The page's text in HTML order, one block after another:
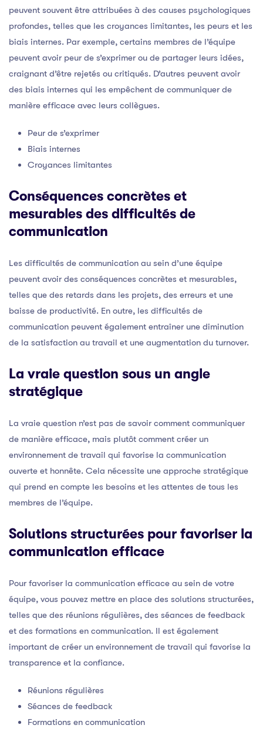
peuvent souvent être attribuées à des causes psychologiques
profondes, telles que les croyances limitantes, les peurs et les
biais internes. Par exemple, certains membres de l’équipe
peuvent avoir peur de s’exprimer ou de partager leurs idées,
craignant d’être rejetés ou critiqués. D’autres peuvent avoir
des biais internes qui les empêchent de communiquer de
manière efficace avec leurs collègues.
Peur de s’exprimer
Biais internes
Croyances limitantes
Conséquences concrètes et
mesurables des difficultés de
communication
Les difficultés de communication au sein d’une équipe
peuvent avoir des conséquences concrètes et mesurables,
telles que des retards dans les projets, des erreurs et une
baisse de productivité. En outre, les difficultés de
communication peuvent également entraîner une diminution
de la satisfaction au travail et une augmentation du turnover.
La vraie question sous un angle
stratégique
La vraie question n’est pas de savoir comment communiquer
de manière efficace, mais plutôt comment créer un
environnement de travail qui favorise la communication
ouverte et honnête. Cela nécessite une approche stratégique
qui prend en compte les besoins et les attentes de tous les
membres de l’équipe.
Solutions structurées pour favoriser la
communication efficace
Pour favoriser la communication efficace au sein de votre
équipe, vous pouvez mettre en place des solutions structurées,
telles que des réunions régulières, des séances de feedback
et des formations en communication. Il est également
important de créer un environnement de travail qui favorise la
transparence et la confiance.
Réunions régulières
Séances de feedback
Formations en communication